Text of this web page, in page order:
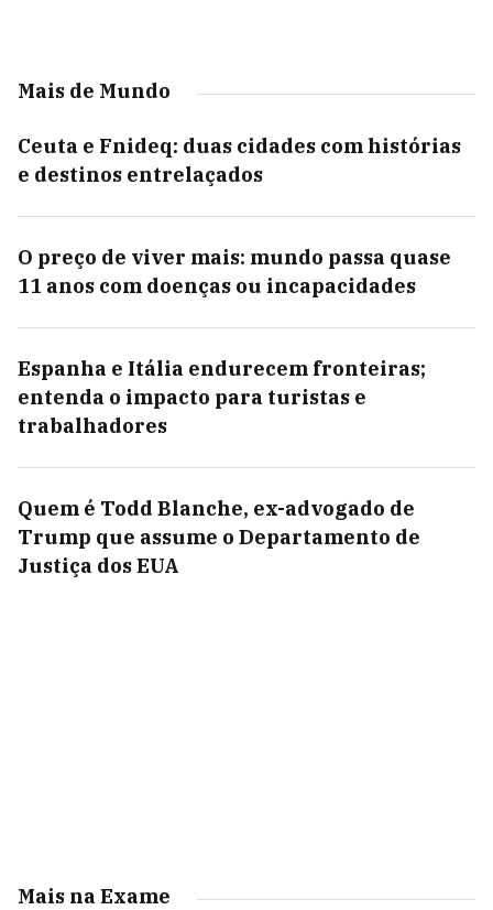
Mais de Mundo
Ceuta e Fnideq: duas cidades com histórias
e destinos entrelaçados
O preço de viver mais: mundo passa quase
11 anos com doenças ou incapacidades
Espanha e Itália endurecem fronteiras;
entenda o impacto para turistas e
trabalhadores
Quem é Todd Blanche, ex-advogado de
Trump que assume o Departamento de
Justiça dos EUA
Mais na Exame